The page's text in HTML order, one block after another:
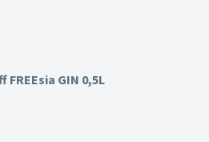
FREEsia GIN 0,5L